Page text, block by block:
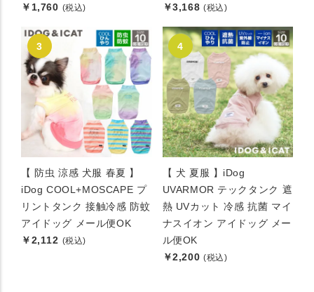
￥1,760 (税込)
￥3,168 (税込)
【 防虫 涼感 犬服 春夏 】
iDog COOL+MOSCAPE プ
リントタンク 接触冷感 防蚊
アイドッグ メール便OK
￥2,112 (税込)
【 犬 夏服 】iDog
UVARMOR テックタンク 遮
熱 UVカット 冷感 抗菌 マイ
ナスイオン アイドッグ メー
ル便OK
￥2,200 (税込)